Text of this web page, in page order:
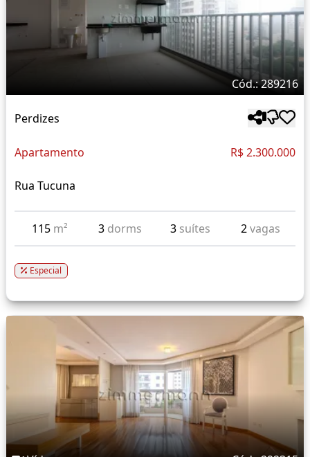
Cód.: 289216
Perdizes
Apartamento R$ 2.300.000
Rua Tucuna
115 m² 3 dorms 3 suítes 2vagas
Especial